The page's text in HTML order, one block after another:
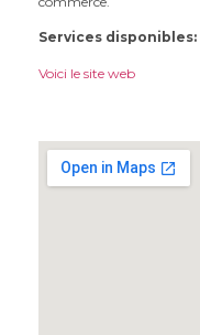
Services disponibles:
Voici le site web